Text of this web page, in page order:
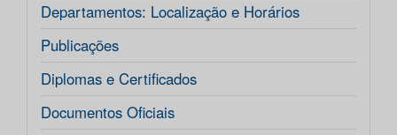
Departamentos: Localização e Horários
Publicações
Diplomas e Certificados
Documentos Oficiais